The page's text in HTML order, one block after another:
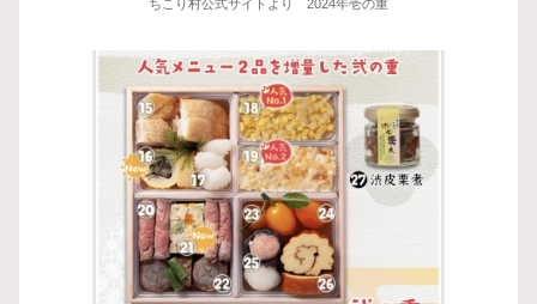
ちこり村公式サイトより 2024年壱の重